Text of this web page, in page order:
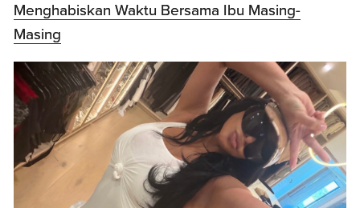
Menghabiskan Waktu Bersama Ibu Masing-
Masing